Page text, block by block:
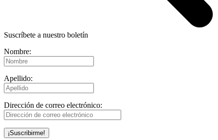
Suscríbete a nuestro boletín
Nombre:
Apellido:
Dirección de correo electrónico: